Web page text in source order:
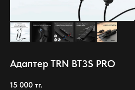
Адаптер TRN BT3S PRO
15 000 тг.